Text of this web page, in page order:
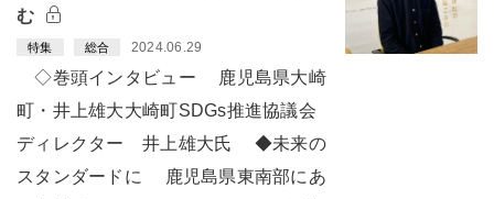
む
特集 総合 2024.06.29
◇巻頭インタビュー 鹿児島県大崎
町・井上雄大大崎町SDGs推進協議会
ディレクター 井上雄大氏 ◆未来の
スタンダードに 鹿児島県東南部にあ